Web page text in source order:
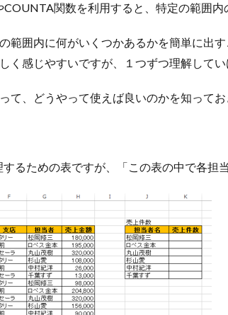
関数を利用すると、特定の範囲内
範囲内に何がいくつかあるかを簡単に出す
く感じやすいですが、１つずつ理解してい
て、どうやって使えば良いのかを知ってお
るための表ですが、「この表の中で各担